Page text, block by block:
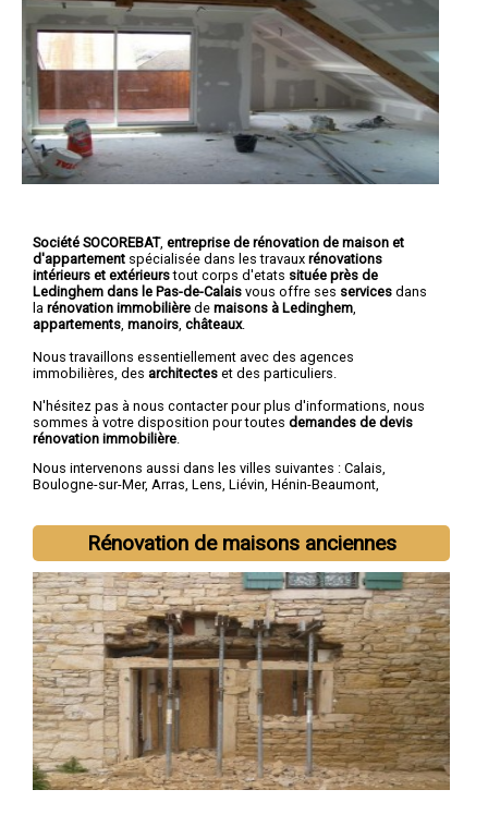
Société SOCOREBAT, entreprise de rénovation de maison et
d'appartement spécialisée dans les travaux rénovations
intérieurs et extérieurstout corps d'etats située près de
Ledinghem dans le Pas-de-Calais vous offre ses services dans
la rénovation immobilière de maisons à Ledinghem
appartements manoirs châteaux.
Nous travaillons essentiellement avec des agences
immobilières, des architectes et des particuliers.
N'hésitez pas à nous contacter pour plus d'informations, nous
sommes à votre disposition pour toutes demandes de devis
rénovation immobilière
Nous intervenons aussi dans les villes suivantes : Calais,
Boulogne-sur-Mer, Arras, Lens, Liévin, Hénin-Beaumont,
Rénovation de maisons anciennes